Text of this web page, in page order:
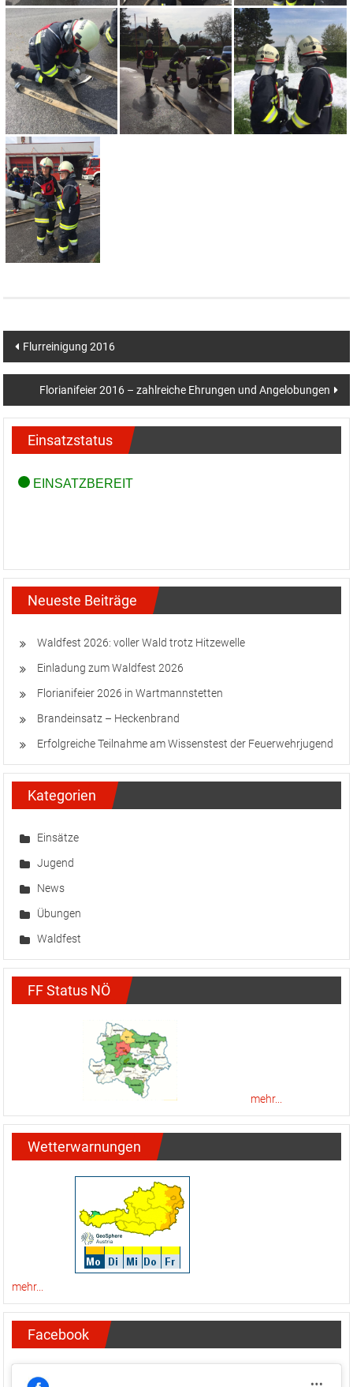
Beitragsnavigation
Flurreinigung 2016
Florianifeier 2016 – zahlreiche Ehrungen und Angelobungen
Einsatzstatus
Neueste Beiträge
Waldfest 2026: voller Wald trotz Hitzewelle
Einladung zum Waldfest 2026
Florianifeier 2026 in Wartmannstetten
Brandeinsatz – Heckenbrand
Erfolgreiche Teilnahme am Wissenstest der Feuerwehrjugend
Kategorien
Einsätze
Jugend
News
Übungen
Waldfest
FF Status NÖ
mehr...
Wetterwarnungen
mehr...
Facebook